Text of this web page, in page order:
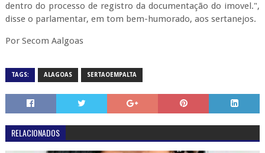
dentro do processo de registro da documentação do imovel.",
disse o parlamentar, em tom bem-humorado, aos sertanejos.
Por Secom Aalgoas
TAGS: ALAGOAS SERTAOEMPALTA
RELACIONADOS